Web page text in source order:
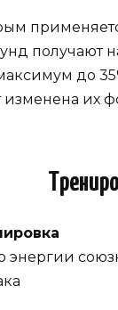
получают
до
изменена их